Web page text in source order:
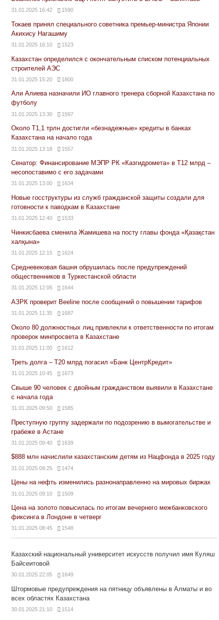
31.01.2025 16:42 1590
Токаев принял специального советника премьер-министра Японии
Акихису Нагашиму
31.01.2025 16:10 1523
Казахстан определился с окончательным списком потенциальных
строителей АЭС
31.01.2025 15:20 1800
Али Алиева назначили ИО главного тренера сборной Казахстана по
футболу
31.01.2025 13:30 1597
Около Т1,1 трлн достигли «безнадежные» кредиты в банках
Казахстана на начало года
31.01.2025 13:18 1557
Сенатор: Финансирование МЭПР РК «Казгидромета» в Т12 млрд –
несопоставимо с его задачами
31.01.2025 13:00 1634
Новые госструктуры из служб гражданской защиты создали для
готовности к паводкам в Казахстане
31.01.2025 12:40 1533
Чинкисбаева сменила Жамишева на посту главы фонда «Қазақстан
халқына»
31.01.2025 12:15 1624
Средневековая башня обрушилась после предупреждений
общественников в Туркестанской области
31.01.2025 12:05 1644
АЗРК проверит Beeline после сообщений о повышении тарифов
31.01.2025 11:35 1687
Около 80 должностных лиц привлекли к ответственности по итогам
проверок минпросвета в Казахстане
31.01.2025 11:00 1612
Треть долга – Т20 млрд погасил «Банк ЦентрКредит»
31.01.2025 10:45 1673
Свыше 90 человек с двойным гражданством выявили в Казахстане
с начала года
31.01.2025 09:50 1585
Преступную группу задержали по подозрению в вымогательстве и
грабеже в Астане
31.01.2025 09:40 1639
$888 млн начислили казахстанским детям из Нацфонда в 2025 году
31.01.2025 09:25 1474
Цены на нефть изменились разнонаправленно на мировых биржах
31.01.2025 09:10 1509
Цена на золото повысилась по итогам вечернего межбанковского
фиксинга в Лондоне в четверг
31.01.2025 08:45 1548
Казахский национальный университет искусств получил имя Куляш
Байсеитовой
30.01.2025 22:05 1649
Штормовые предупреждения на пятницу объявлены в Алматы и во
всех областях Казахстана
30.01.2025 21:10 1514